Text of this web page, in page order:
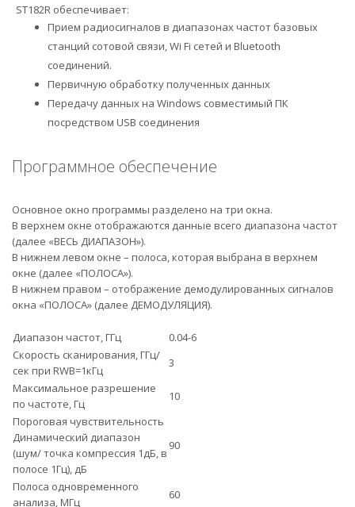
ST182R обеспечивает:
Прием радиосигналов в диапазонах частот базовых
станций сотовой связи, Wi Fi сетей и Bluetooth
соединений.
Первичную обработку полученных данных
Передачу данных на Windows совместимый ПК
посредством USB соединения
Программное обеспечение
Основное окно программы разделено на три окна.
В верхнем окне отображаются данные всего диапазона частот
(далее «ВЕСЬ ДИАПАЗОН»).
В нижнем левом окне – полоса, которая выбрана в верхнем
окне (далее «ПОЛОСА»).
В нижнем правом – отображение демодулированных сигналов
окна «ПОЛОСА» (далее ДЕМОДУЛЯЦИЯ).
Диапазон частот, ГГц
0.04-6
Скорость сканирования, ГГц/
сек при RWB=1кГц
3
Максимальное разрешение
по частоте, Гц
10
Пороговая чувствительность
Динамический диапазон
(шум/ точка компрессия 1дБ, в
полосе 1Гц), дБ
90
Полоса одновременного
анализа, МГц
60